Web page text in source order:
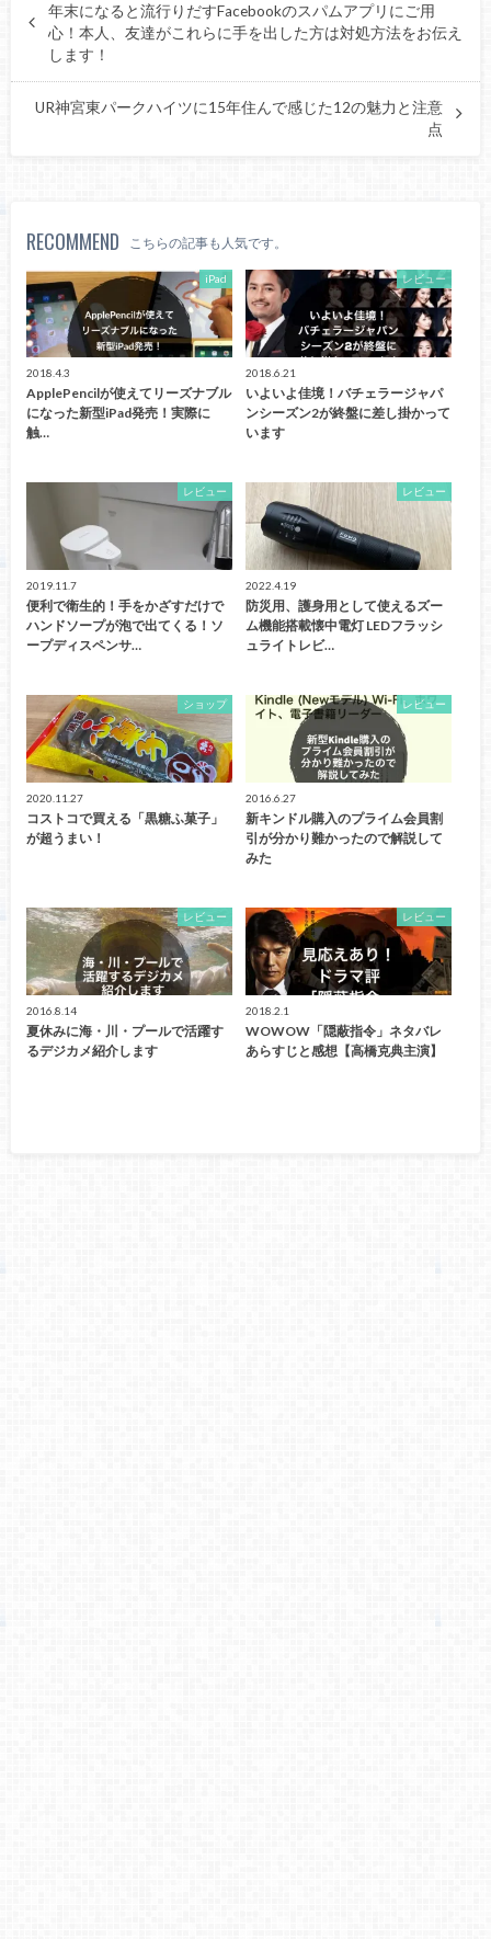
年末になると流行りだすFacebookのスパムアプリにご用
心！本人、友達がこれらに手を出した方は対処方法をお伝え
します！
UR神宮東パークハイツに15年住んで感じた12の魅力と注意
点
RECOMMEND こちらの記事も人気です。
iPad
2018.4.3
ApplePencilが使えてリーズナブル
になった新型iPad発売！実際に
触…
レビュー
2018.6.21
いよいよ佳境！バチェラージャパ
ンシーズン2が終盤に差し掛かって
います
レビュー
2019.11.7
便利で衛生的！手をかざすだけで
ハンドソープが泡で出てくる！ソ
ープディスペンサ…
レビュー
2022.4.19
防災用、護身用として使えるズー
ム機能搭載懐中電灯 LEDフラッシ
ュライトレビ…
ショップ
2020.11.27
コストコで買える「黒糖ふ菓子」
が超うまい！
レビュー
2016.6.27
新キンドル購入のプライム会員割
引が分かり難かったので解説して
みた
レビュー
2016.8.14
夏休みに海・川・プールで活躍す
るデジカメ紹介します
レビュー
2018.2.1
WOWOW「隠蔽指令」ネタバレ
あらすじと感想【高橋克典主演】